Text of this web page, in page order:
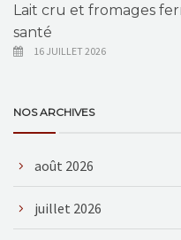
Lait cru et fromages
santé
16 JUILLET 2026
NOS ARCHIVES
août 2026
juillet 2026